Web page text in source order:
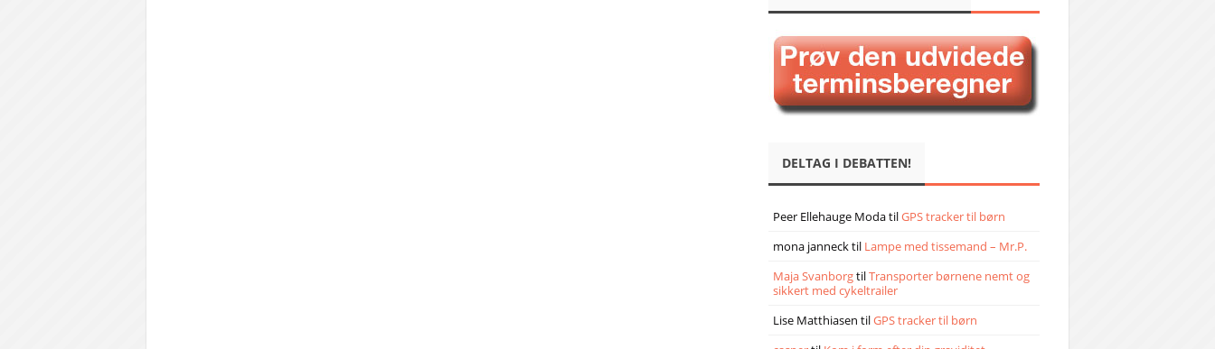
DELTAG I DEBATTEN!
Peer Ellehauge ModatilGPS tracker til børn
mona jannecktil Lampe med tissemand – Mr.P.
Maja SvanborgtilTransporter børnene nemt og
sikkert med cykeltrailer
Lise Matthiasen tilGPS tracker til børn